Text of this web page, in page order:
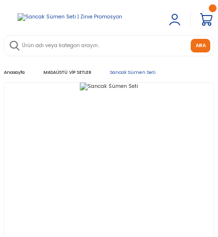
ARA
Anasayfa MASAÜSTÜ VİP SETLER Sancak Sümen Seti